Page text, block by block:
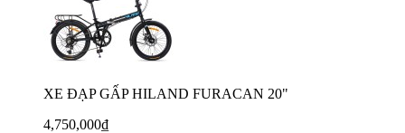
XE ĐẠP GẤP HILAND FURACAN 20"
4,750,000₫